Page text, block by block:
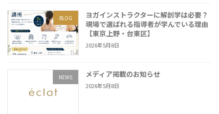
BLOG
ヨガインストラクターに解剖学は必要？
現場で選ばれる指導者が学んでいる理由
【東京上野・台東区】
2026年5月8日
NEWS メディア掲載のお知らせ
2026年5月8日